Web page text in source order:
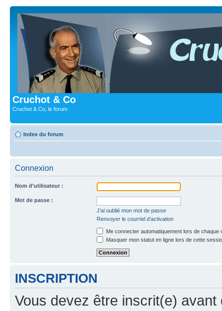
Cruchot & Co
Cruchot & Co, le forum
Index du forum
Connexion
Nom d’utilisateur :
Mot de passe :
J’ai oublié mon mot de passe
Renvoyer le courriel d’activation
Me connecter automatiquement lors de chaque
Masquer mon statut en ligne lors de cette
INSCRIPTION
Vous devez être inscrit(e) avant